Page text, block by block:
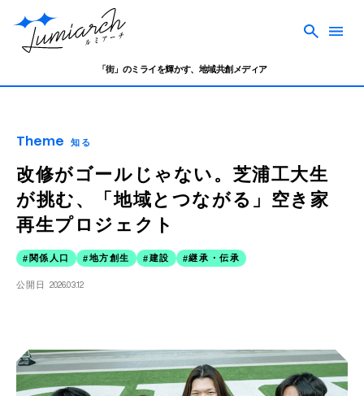
「街」のミライを輝かす、地域共創メディア
Theme 知る
改修がゴールじゃない。芝浦工大生
が挑む、「地域とつながる」空き家
再生プロジェクト
関係人口 地方創生 建設 継承・伝承
公開日 2026.03.12